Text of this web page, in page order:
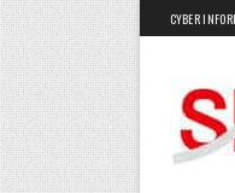
CYBER